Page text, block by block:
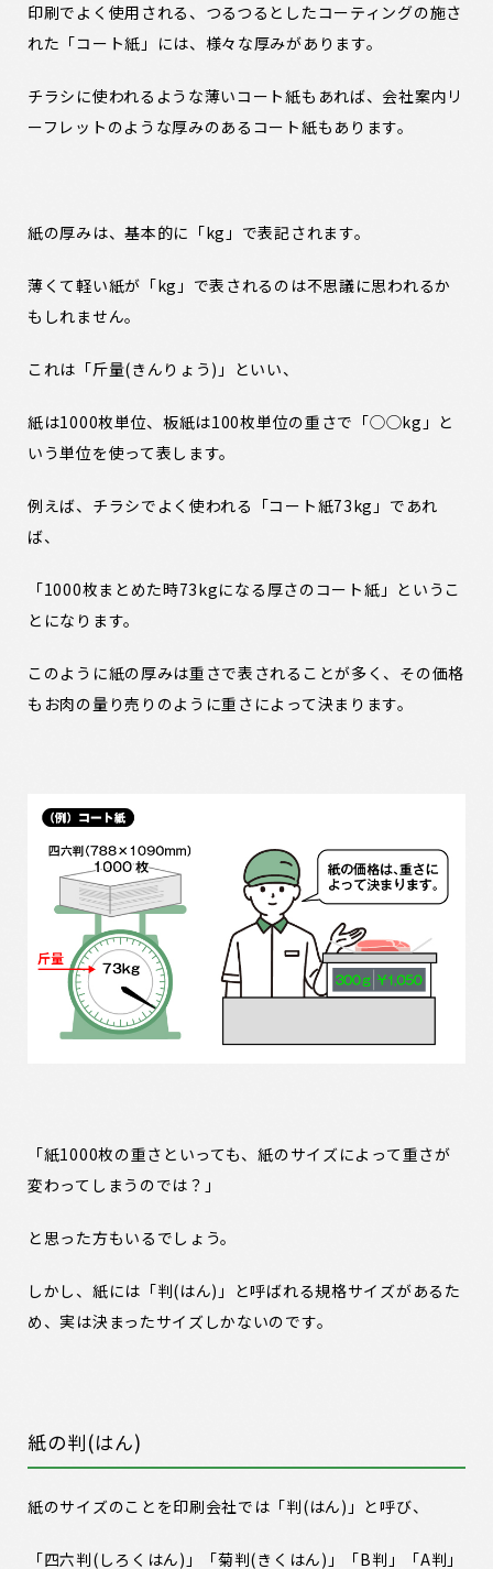
印刷でよく使用される、つるつるとしたコーティングの施さ
れた「コート紙」には、様々な厚みがあります。
チラシに使われるような薄いコート紙もあれば、会社案内リ
ーフレットのような厚みのあるコート紙もあります。
紙の厚みは、基本的に「kg」で表記されます。
薄くて軽い紙が「kg」で表されるのは不思議に思われるか
もしれません。
これは「斤量(きんりょう)」といい、
紙は1000枚単位、板紙は100枚単位の重さで「◯◯kg」と
いう単位を使って表します。
例えば、チラシでよく使われる「コート紙73kg」であれ
ば、
「1000枚まとめた時73kgになる厚さのコート紙」というこ
とになります。
このように紙の厚みは重さで表されることが多く、その価格
もお肉の量り売りのように重さによって決まります。
「紙1000枚の重さといっても、紙のサイズによって重さが
変わってしまうのでは？」
と思った方もいるでしょう。
しかし、紙には「判(はん)」と呼ばれる規格サイズがあるた
め、実は決まったサイズしかないのです。
紙の判(はん)
紙のサイズのことを印刷会社では「判(はん)」と呼び、
「四六判(しろくはん)」「菊判(きくはん)」「B判」「A判」